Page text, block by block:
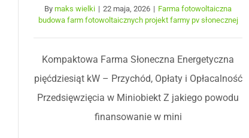
Bymaks wielki | 22 maja, 2026 | Farma fotowoltaiczna
budowa farm fotowoltaicznych projekt farmy pv słonecznej
Kompaktowa Farma Słoneczna Energetyczna
pięćdziesiąt kW – Przychód, Opłaty i Opłacalność
Przedsięwzięcia w Miniobiekt Z jakiego powodu
finansowanie w mini